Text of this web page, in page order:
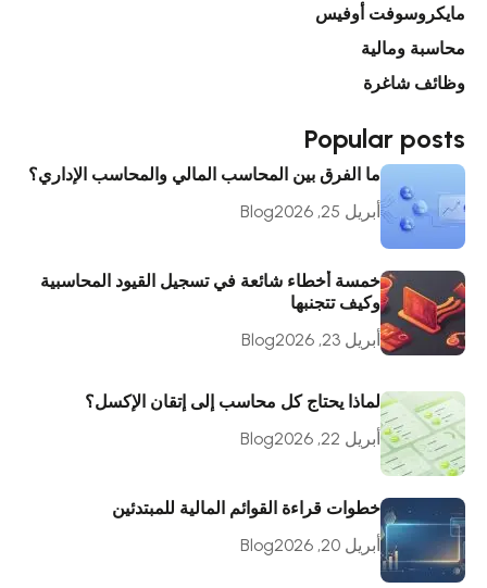
مايكروسوفت أوفيس
محاسبة ومالية
وظائف شاغرة
Popular posts
ما الفرق بين المحاسب المالي والمحاسب الإداري؟
أبريل 25, 2026
Blog
خمسة أخطاء شائعة في تسجيل القيود المحاسبية
وكيف تتجنبها
أبريل 23, 2026
Blog
لماذا يحتاج كل محاسب إلى إتقان الإكسل؟
أبريل 22, 2026
Blog
خطوات قراءة القوائم المالية للمبتدئين
أبريل 20, 2026
Blog